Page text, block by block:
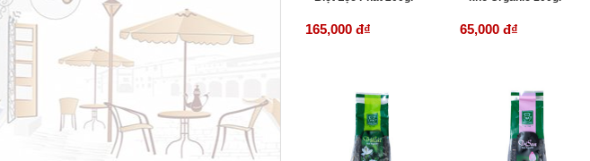
165,000 đ₫ 65,000 đ₫